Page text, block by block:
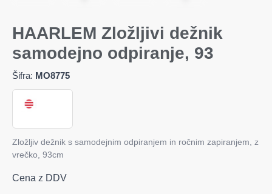
HAARLEM Zložljivi dežnik
samodejno odpiranje, 93
Šifra: MO8775
Zložljiv dežnik s samodejnim odpiranjem in ročnim zapiranjem, z
vrečko, 93cm
Cena z DDV